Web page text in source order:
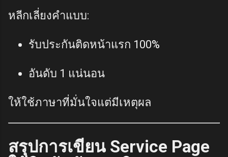
หลีกเลี่ยงคำแบบ:
รับประกันติดหน้าแรก 100%
อันดับ 1 แน่นอน
ให้ใช้ภาษาที่มั่นใจแต่มีเหตุผล
สรุปการเขียน Service Page